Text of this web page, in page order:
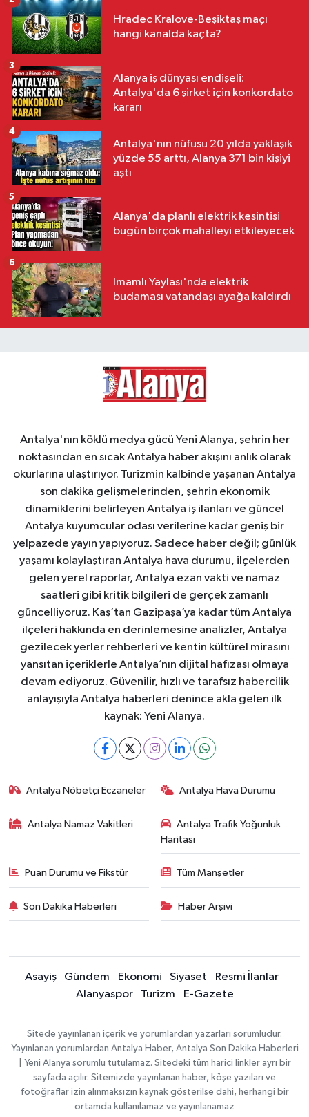
Hradec Kralove-Beşiktaş maçı
hangi kanalda kaçta?
Alanya iş dünyası endişeli:
Antalya'da 6 şirket için konkordato
kararı
3
Antalya'nın nüfusu 20 yılda yaklaşık
yüzde 55 arttı, Alanya 371 bin kişiyi
aştı
4
Alanya'da planlı elektrik kesintisi
bugün birçok mahalleyi etkileyecek
5
İmamlı Yaylası'nda elektrik
budaması vatandaşı ayağa kaldırdı
6
Antalya'nın köklü medya gücü Yeni Alanya, şehrin her
noktasından en sıcak Antalya haber akışını anlık olarak
okurlarına ulaştırıyor. Turizmin kalbinde yaşanan Antalya
son dakika gelişmelerinden, şehrin ekonomik
dinamiklerini belirleyen Antalya iş ilanları ve güncel
Antalya kuyumcular odası verilerine kadar geniş bir
yelpazede yayın yapıyoruz. Sadece haber değil; günlük
yaşamı kolaylaştıran Antalya hava durumu, ilçelerden
gelen yerel raporlar, Antalya ezan vakti ve namaz
saatleri gibi kritik bilgileri de gerçek zamanlı
güncelliyoruz. Kaş’tan Gazipaşa’ya kadar tüm Antalya
ilçeleri hakkında en derinlemesine analizler, Antalya
gezilecek yerler rehberleri ve kentin kültürel mirasını
yansıtan içeriklerle Antalya’nın dijital hafızası olmaya
devam ediyoruz. Güvenilir, hızlı ve tarafsız habercilik
anlayışıyla Antalya haberleri denince akla gelen ilk
kaynak: Yeni Alanya.
Antalya Nöbetçi Eczaneler Antalya Hava Durumu
Antalya Namaz Vakitleri
Antalya Trafik Yoğunluk
Haritası
Puan Durumu ve Fikstür Tüm Manşetler
Son Dakika Haberleri Haber Arşivi
Asayiş Gündem Ekonomi Siyaset
Resmi İlanlar
Alanyaspor
Turizm E-Gazete
Sitede yayınlanan içerik ve yorumlardan yazarları sorumludur.
Yayınlanan yorumlardan Antalya Haber, Antalya Son Dakika Haberleri
| Yeni Alanya sorumlu tutulamaz. Sitedeki tüm harici linkler ayrı bir
sayfada açılır. Sitemizde yayınlanan haber, köşe yazıları ve
fotoğraflar izin alınmaksızın kaynak gösterilse dahi, herhangi bir
ortamda kullanılamaz ve yayınlanamaz